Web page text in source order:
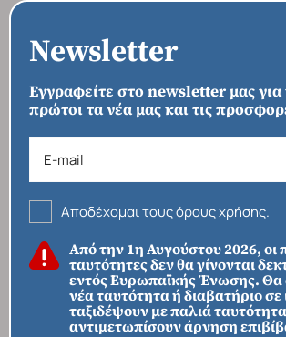
Newsletter
Εγγραφείτε στο newsletter μας για
πρώτοι τα νέα μας και τις
Αποδέχομαι τους όρους χρήσης.
Από την 1η Αυγούστου 2026, οι
ταυτότητες δεν θα γίνονται
εντός Ευρωπαϊκής Ένωσης. Θα
νέα ταυτότητα ή διαβατήριο σε
ταξιδέψουν με παλιά
αντιμετωπίσουν άρνηση
ΑΡΧΙΚΗ › ΠΡΟΟΡΙΣΜΟΙ › ΕΥΡΩΠΗ
ΦΙΛΤΡΑ ΑΝΑΖΗΤΗΣΗΣ
ΠΡΟΟΡΙΣΜΟΙ